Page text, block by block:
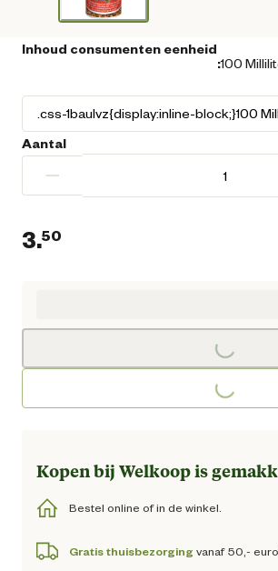
Inhoud consumenten eenheid
:100
Aantal
−
3.50
Loading...
Loading...
Kopen bij Welkoop is
Bestel online of in de winkel.
Gratis thuisbezorging vanaf 50,-